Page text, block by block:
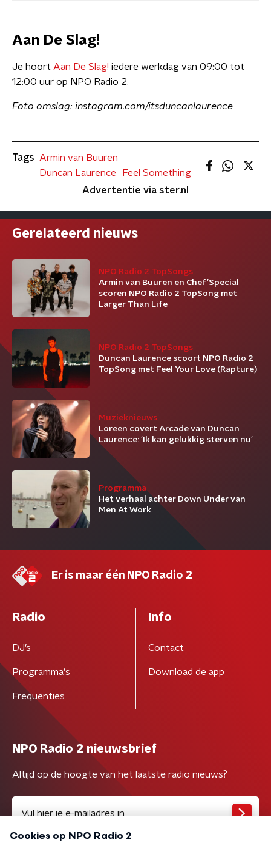
Aan De Slag!
Je hoort Aan De Slag! iedere werkdag van 09:00 tot
12:00 uur op NPO Radio 2.
Foto omslag: instagram.com/itsduncanlaurence
Tags
Armin van Buuren
Duncan Laurence
Feel Something
Advertentie via ster.nl
Gerelateerd nieuws
NPO Radio 2 TopSongs
Armin van Buuren en Chef’Special
scoren NPO Radio 2 TopSong met
Larger Than Life
NPO Radio 2 TopSongs
Duncan Laurence scoort NPO Radio 2
TopSong met Feel Your Love (Rapture)
Muzieknieuws
Loreen covert Arcade van Duncan
Laurence: 'Ik kan gelukkig sterven nu'
Programma
Het verhaal achter Down Under van
Men At Work
Er is maar één NPO Radio 2
Radio
DJ’s
Programma's
Frequenties
Info
Contact
Download de app
NPO Radio 2 nieuwsbrief
Altijd op de hoogte van het laatste radio nieuws?